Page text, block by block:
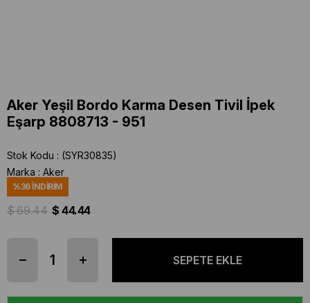
Aker Yeşil Bordo Karma Desen Tivil İpek
Eşarp 8808713 - 951
Stok Kodu
(SYR30835)
Marka : Aker
%36İNDIRIM
$ 69.44 $ 44.44